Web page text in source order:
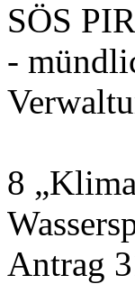
SÖS
-
8
Antrag